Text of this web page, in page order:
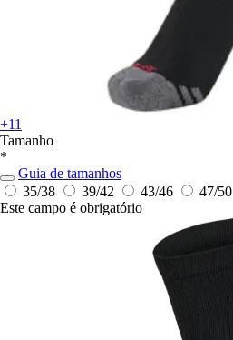
+11
Tamanho
*
Guia de tamanhos
35/38
39/42 43/46
47/50
Este campo é obrigatório